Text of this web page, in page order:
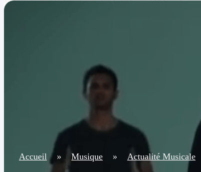
Accueil » Musique » Actualité Musicale